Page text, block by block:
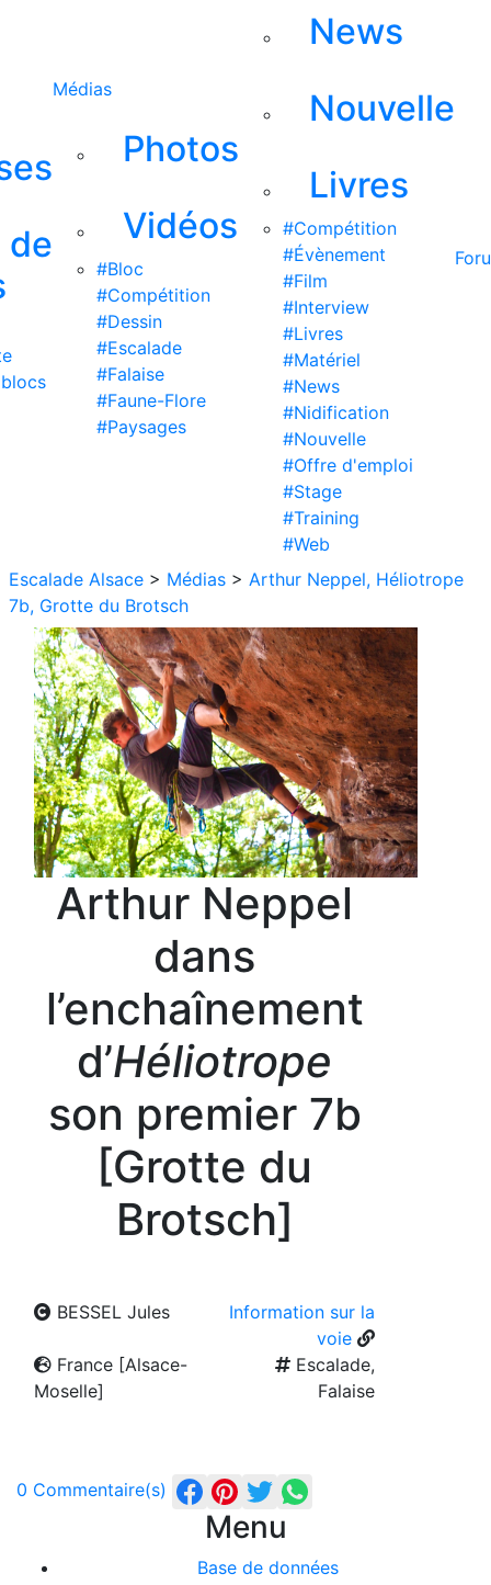
de
Médias
Photos
Vidéos
#Bloc
#Compétition
#Dessin
#Escalade
#Falaise
#Faune-Flore
#Paysages
News
Nouvelle
Livres
#Compétition
#Évènement
#Film
#Interview
#Livres
#Matériel
#News
#Nidification
#Nouvelle
#Offre d'emploi
#Stage
#Training
#Web
Escalade Alsace > Médias > Arthur Neppel, Héliotrope
7b, Grotte du Brotsch
Arthur Neppel
dans
l’enchaînement
d’Héliotrope
son premier 7b
[Grotte du
Brotsch]
BESSEL Jules
Information sur la
voie
France [Alsace-
Moselle]
Escalade,
Falaise
0 Commentaire(s)
Menu
Base de données